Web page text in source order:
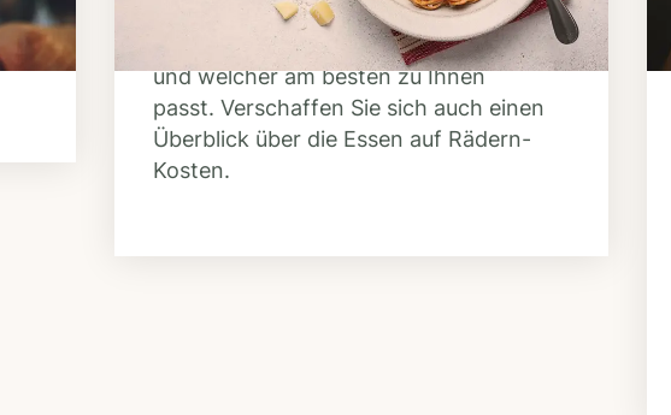
Dienst-Suche, um herauszufinden,
welche Anbieter es in Ihrer Region gibt
und welcher am besten zu Ihnen
passt. Verschaffen Sie sich auch einen
Überblick über die Essen auf Rädern-
Kosten.